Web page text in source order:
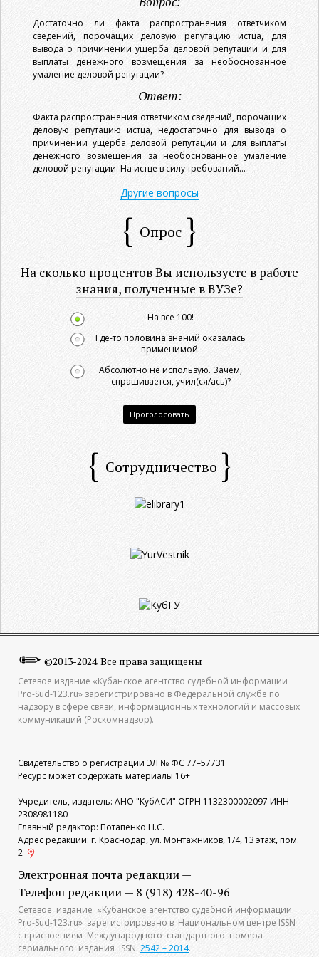
Достаточно ли факта распространения ответчиком
сведений, порочащих деловую репутацию истца, для
вывода о причинении ущерба деловой репутации и для
выплаты денежного возмещения за необоснованное
умаление деловой репутации?
Ответ:
Факта распространения ответчиком сведений, порочащих
деловую репутацию истца, недостаточно для вывода о
причинении ущерба деловой репутации и для выплаты
денежного возмещения за необоснованное умаление
деловой репутации. На истце в силу требований...
Другие вопросы
Опрос
На сколько процентов Вы используете в работе
знания, полученные в ВУЗе?
На все 100!
Где-то половина знаний оказалась
применимой.
Абсолютно не использую. Зачем,
спрашивается, учил(ся/ась)?
Проголосовать
Сотрудничество
©2013-2024. Все права защищены
Сетевое издание «Кубанское агентство судебной информации
Pro-Sud-123.ru» зарегистрировано в Федеральной службе по
надзору в сфере связи, информационных технологий и массовых
коммуникаций (Роскомнадзор).
Свидетельство о регистрации ЭЛ № ФС 77–57731
Ресурс может содержать материалы 16+
Учредитель, издатель: АНО "КубАСИ" ОГРН 1132300002097 ИНН
2308981180
Главный редактор: Потапенко Н.С.
Адрес редакции: г. Краснодар, ул. Монтажников, 1/4, 13 этаж, пом.
2
Электронная почта редакции —
Телефон редакции — 8 (918) 428-40-96
Сетевое издание «Кубанское агентство судебной информации
Pro-Sud-123.ru» зарегистрировано в Национальном центре ISSN
с присвоением Международного стандартного номера
сериального издания ISSN: 2542 – 2014.